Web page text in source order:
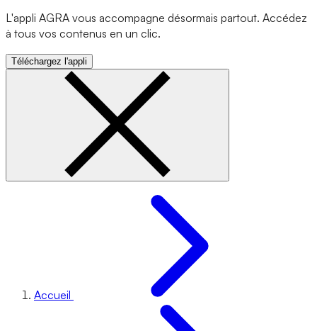
L'appli AGRA vous accompagne désormais partout. Accédez
à tous vos contenus en un clic.
Téléchargez l'appli
Accueil